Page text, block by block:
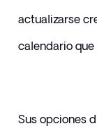
actualizarse
calendario que
Sus opciones